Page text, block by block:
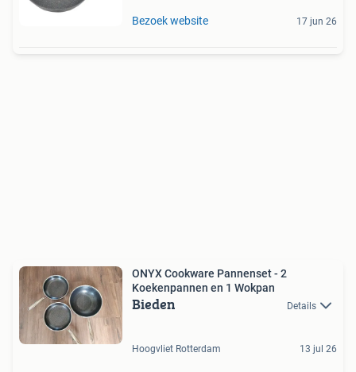
Bezoek website 17 jun 26
ONYX Cookware Pannenset - 2
Koekenpannen en 1 Wokpan
Bieden Details
Hoogvliet Rotterdam 13 jul 26